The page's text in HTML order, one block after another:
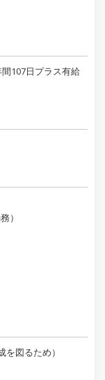
107日プラス有給
）
図るため）